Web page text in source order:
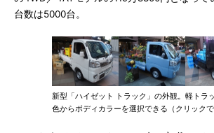
台数は5000台。
新型「ハイゼット トラック」の外観。軽トラ
色からボディカラーを選択できる（クリックで